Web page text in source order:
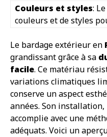
Couleurs et styles:
couleurs et de styles
Le bardage extérieur en
grandissant grâce à sa
facile. Ce matériau
variations climatiques
conserve un aspect
années. Son
accomplie avec une
adéquats. Voici un